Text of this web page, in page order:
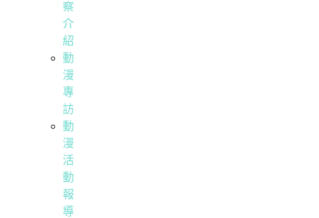
察
介
紹
動
漫
專
訪
動
漫
活
動
報
導